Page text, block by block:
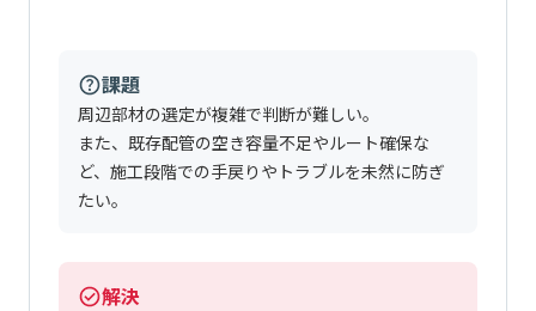
課題
周辺部材の選定が複雑で判断が難しい。
また、既存配管の空き容量不足やルート確保な
ど、施工段階での手戻りやトラブルを未然に防ぎ
たい。
解決